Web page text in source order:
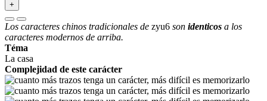
+
Los caracteres chinos tradicionales de zyu6 son identicos a los
caracteres modernos de arriba.
Téma
La casa
Complejidad de este carácter